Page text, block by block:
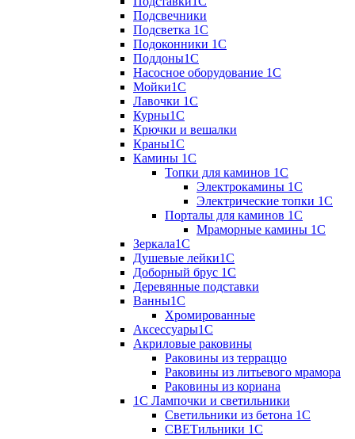
Подсвечники
Подсветка 1С
Подоконники 1С
Поддоны1С
Насосное оборудование 1С
Мойки1С
Лавочки 1С
Курны1С
Крючки и вешалки
Краны1С
Камины 1C
Топки для каминов 1C
Электрокамины 1С
Электрические топки 1C
Порталы для каминов 1С
Мраморные камины 1C
Зеркала1С
Душевые лейки1С
Доборный брус 1С
Деревянные подставки
Ванны1С
Хромированные
Аксессуары1С
Акриловые раковины
Раковины из терраццо
Раковины из литьевого мрамора
Раковины из кориана
1С Лампочки и светильники
Светильники из бетона 1С
СВЕТильники 1С